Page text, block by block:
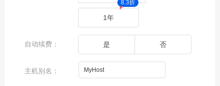
香港Gold 6138*1-32G-
1000GNVME/100MCN2
香港E5-2650*2-64G-
香港E5-2683V4*2-
1年
8.3折
自动续费： 是 否
主机别名：